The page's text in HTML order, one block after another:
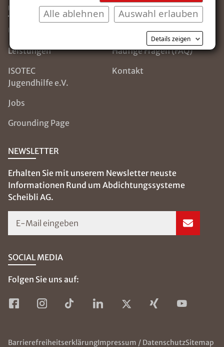
Auswahl erlauben
Alle ablehnen
Details zeigen
ÜBER ISOTEC
Über uns
Leistungen
ISOTEC
Jugendhilfe e.V.
Jobs
Grounding Page
SERVICE & HILFE
Die ISOTEC-Gruppe
Häufige Fragen (FAQ)
Kontakt
NEWSLETTER
Erhalten Sie mit unserem Newsletter neuste
Informationen Rund um Abdichtungssysteme
Scheibli AG.
E-Mail eingeben
SOCIAL MEDIA
Folgen Sie uns auf:
BarrierefreiheitserklärungImpressum / DatenschutzSitemap